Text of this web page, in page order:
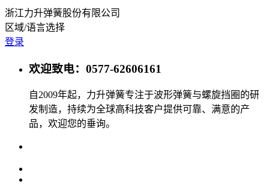
浙江力升弹簧股份有限公司
区域/语言选择
登录
欢迎致电：0577-62606161
自2009年起，力升弹簧专注于波形弹簧与螺旋挡圈的研
发制造，持续为全球高科技客户提供可靠、满意的产
品，欢迎您的垂询。